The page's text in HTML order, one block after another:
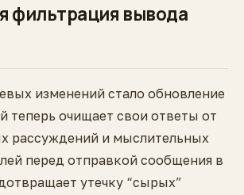
фильтрация вывода
изменений стало обновление
теперь очищает свои ответы от
рассуждений и мыслительных
перед отправкой сообщения в
утечку “сырых”